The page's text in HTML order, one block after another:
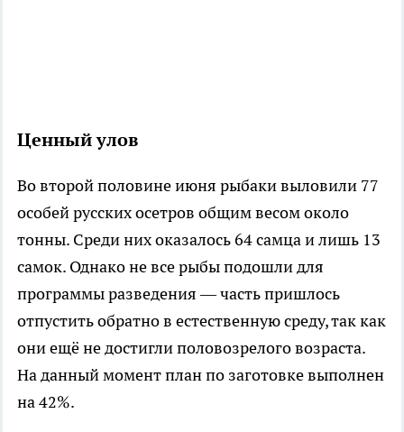
Ценный улов
Во второй половине июня рыбаки выловили 77
особей русских осетров общим весом около
тонны. Среди них оказалось 64 самца и лишь 13
самок. Однако не все рыбы подошли для
программы разведения — часть пришлось
отпустить обратно в естественную среду, так как
они ещё не достигли половозрелого возраста.
На данный момент план по заготовке выполнен
на 42%.